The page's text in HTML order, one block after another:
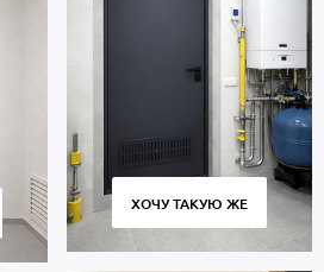
ХОЧУ ТАКУЮ ЖЕ